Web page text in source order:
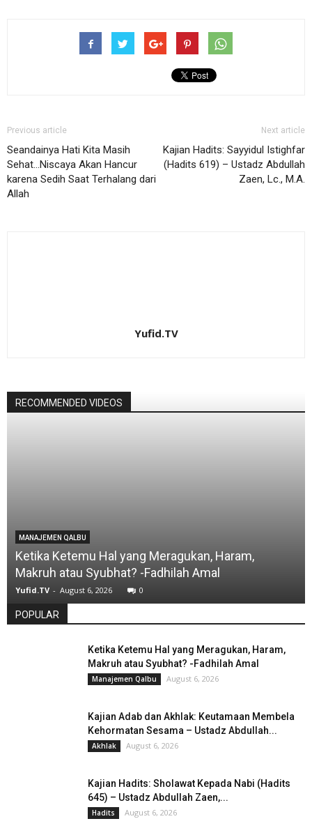
Previous article
Seandainya Hati Kita Masih
Sehat…Niscaya Akan Hancur
karena Sedih Saat Terhalang dari
Allah
Next article
Kajian Hadits: Sayyidul Istighfar
(Hadits 619) – Ustadz Abdullah
Zaen, Lc., M.A.
Yufid.TV
RECOMMENDED VIDEOS
MANAJEMEN QALBU
Ketika Ketemu Hal yang Meragukan, Haram,
Makruh atau Syubhat? -Fadhilah Amal
Yufid.TV - August 6, 2026 0
POPULAR
Ketika Ketemu Hal yang Meragukan, Haram,
Makruh atau Syubhat? -Fadhilah Amal
Manajemen Qalbu August 6, 2026
Kajian Adab dan Akhlak: Keutamaan Membela
Kehormatan Sesama – Ustadz Abdullah...
Akhlak August 6, 2026
Kajian Hadits: Sholawat Kepada Nabi (Hadits
645) – Ustadz Abdullah Zaen,...
Hadits August 6, 2026